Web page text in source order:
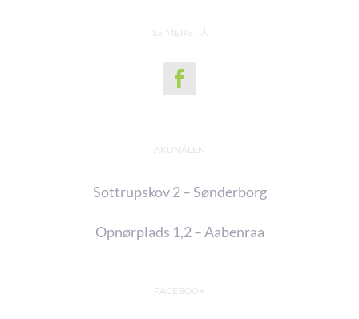
SE MERE PÅ
AKUNÅLEN
Sottrupskov 2 – Sønderborg
Opnørplads 1,2 – Aabenraa
FACEBOOK